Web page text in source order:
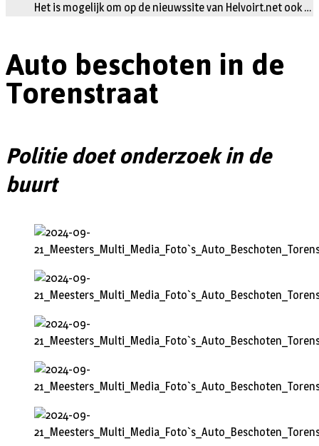
Het is mogelijk om op de nieuwssite van Helvoirt.net ook …
Auto beschoten in de
Torenstraat
Politie doet onderzoek in de
buurt